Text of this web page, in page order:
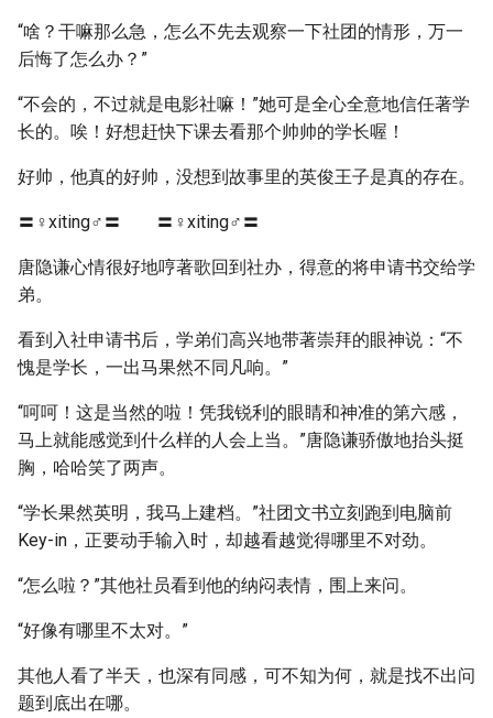
“啥？干嘛那么急，怎么不先去观察一下社团的情形，万一
后悔了怎么办？”
“不会的，不过就是电影社嘛！”她可是全心全意地信任著学
长的。唉！好想赶快下课去看那个帅帅的学长喔！
好帅，他真的好帅，没想到故事里的英俊王子是真的存在。
〓♀xiting♂〓 〓♀xiting♂〓
唐隐谦心情很好地哼著歌回到社办，得意的将申请书交给学
弟。
看到入社申请书后，学弟们高兴地带著崇拜的眼神说：“不
愧是学长，一出马果然不同凡响。”
“呵呵！这是当然的啦！凭我锐利的眼睛和神准的第六感，
马上就能感觉到什么样的人会上当。”唐隐谦骄傲地抬头挺
胸，哈哈笑了两声。
“学长果然英明，我马上建档。”社团文书立刻跑到电脑前
Key-in，正要动手输入时，却越看越觉得哪里不对劲。
“怎么啦？”其他社员看到他的纳闷表情，围上来问。
“好像有哪里不太对。”
其他人看了半天，也深有同感，可不知为何，就是找不出问
题到底出在哪。